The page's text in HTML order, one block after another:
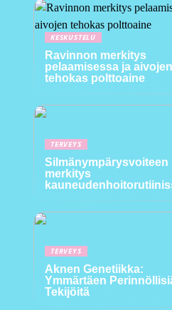
KESKUSTELU
Ravinnon merkitys
pelaamisessa ja aivojen
tehokas polttoaine
TERVEYS
Silmänympärysvoiteen
merkitys
TERVEYS
Aknen Genetiikka:
Ymmärtäen
Tekijöitä